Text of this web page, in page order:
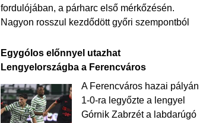
fordulójában, a párharc első mérkőzésén.
Nagyon rosszul kezdődött győri szempontból
Egygólos előnnyel utazhat
Lengyelországba a Ferencváros
A Ferencváros hazai pályán
1-0-ra legyőzte a lengyel
Górnik Zabrzét a labdarúgó